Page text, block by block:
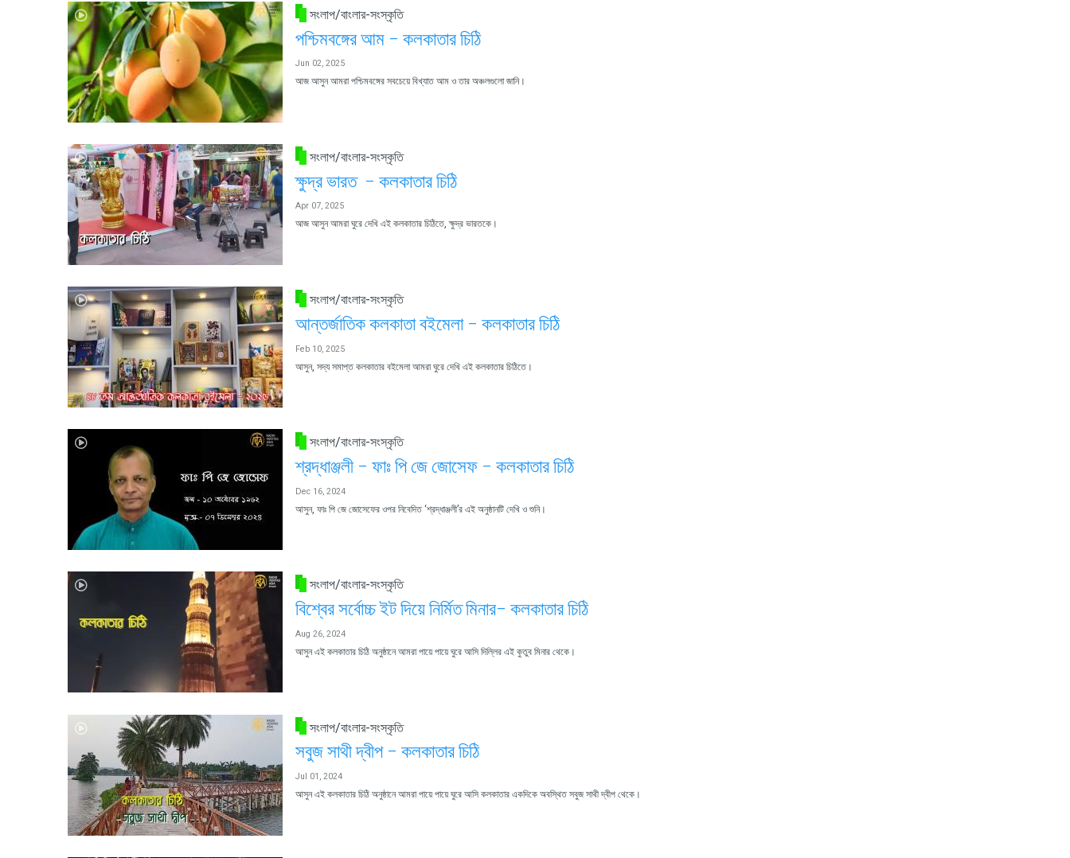
সংলাপ/বাংলার-সংস্কৃতি
পশ্চিমবঙ্গের আম – কলকাতার চিঠি
Jun 02, 2025
আজ আসুন আমরা পশ্চিমবঙ্গের সবচেয়ে বিখ্যাত আম ও তার অঞ্চলগুলো জানি।
সংলাপ/বাংলার-সংস্কৃতি
ক্ষুদ্র ভারত – কলকাতার চিঠি
Apr 07, 2025
আজ আসুন আমরা ঘুরে দেখি এই কলকাতার চিঠিতে, ক্ষুদ্র ভারতকে।
সংলাপ/বাংলার-সংস্কৃতি
আন্তর্জাতিক কলকাতা বইমেলা – কলকাতার চিঠি
Feb 10, 2025
আসুন, সদ্য সমাপ্ত কলকাতার বইমেলা আমরা ঘুরে দেখি এই কলকাতার চিঠিতে।
সংলাপ/বাংলার-সংস্কৃতি
শ্রদ্ধাঞ্জলী – ফাঃ পি জে জোসেফ – কলকাতার চিঠি
Dec 16, 2024
আসুন, ফাঃ পি জে জোসেফের ওপর নিবেদিত ‘শ্রদ্ধাঞ্জলী’র এই অনুষ্ঠানটি দেখি ও শুনি।
সংলাপ/বাংলার-সংস্কৃতি
বিশ্বের সর্বোচ্চ ইট দিয়ে নির্মিত মিনার– কলকাতার চিঠি
Aug 26, 2024
আসুন এই কলকাতার চিঠি অনুষ্ঠানে আমরা পায়ে পায়ে ঘুরে আসি দিল্লির এই কুতুব মিনার থেকে।
সংলাপ/বাংলার-সংস্কৃতি
সবুজ সাথী দ্বীপ – কলকাতার চিঠি
Jul 01, 2024
আসুন এই কলকাতার চিঠি অনুষ্ঠানে আমরা পায়ে পায়ে ঘুরে আসি কলকাতার একদিকে অবস্থিত সবুজ সাথী দ্বীপ থেকে।